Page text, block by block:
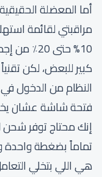
أما المعضلة
مراقبتي لقائمة
10% حتى
كبير للبعض، لكن
النظام من الدخول
فتحة شاشة عشان
إنك محتاج توفر شحن
تماماً بضغطة واحدة
هي اللي بتخلي